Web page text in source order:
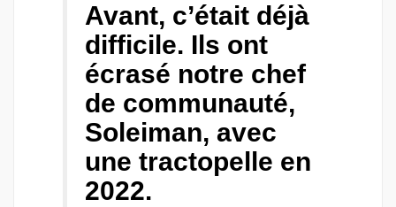
Avant, c’était déjà
difficile. Ils ont
écrasé notre chef
de communauté,
Soleiman, avec
une tractopelle en
2022.